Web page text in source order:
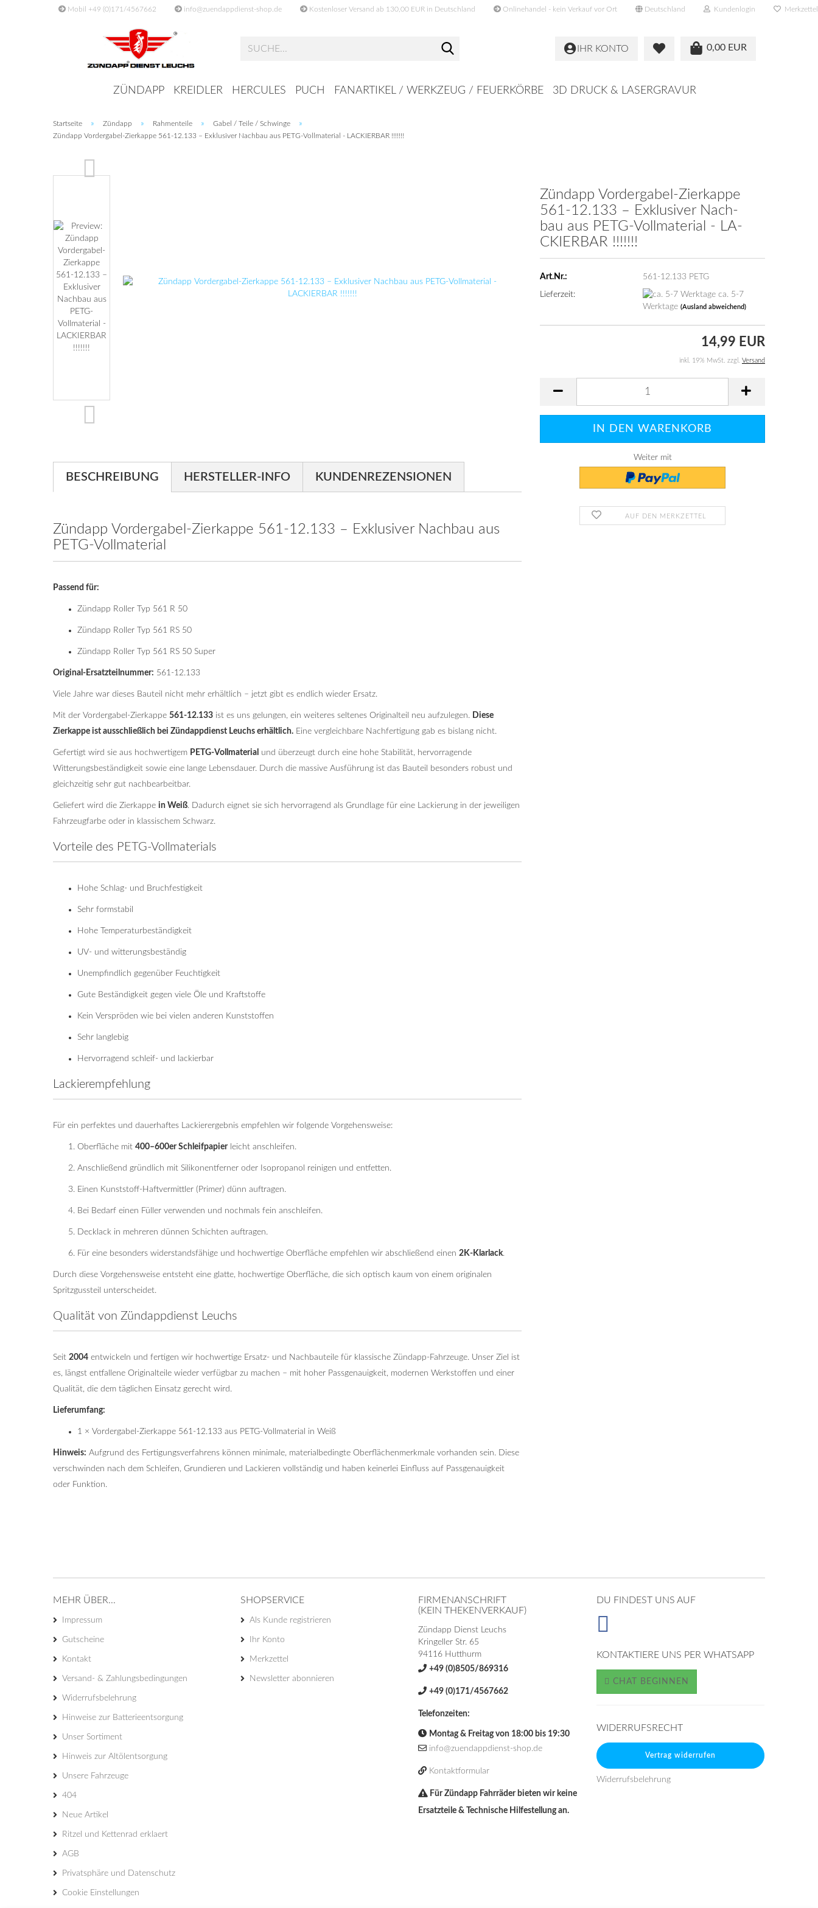
Mobil +49 (0)171/4567662 info@zuendappdienst-shop.de Kostenloser Versand ab 130,00 EUR in Deutschland Onlinehandel - kein Verkauf vor Ort Deutschland Kundenlogin Merkzettel
0,00 EUR
IHR KONTO
ZÜNDAPP KREIDLER HERCULES PUCH FANARTIKEL / WERKZEUG / FEUERKÖRBE 3D DRUCK & LASERGRAVUR
Startseite » Zündapp » Rahmenteile » Gabel / Teile / Schwinge »
Zündapp Vordergabel-Zierkappe 561-12.133 – Exklusiver Nachbau aus PETG-Vollmaterial - LACKIERBAR !!!!!!!
Zünd­app Vordergabel-​Zierkappe
561-​12.133 – Ex­klu­si­ver Nach­
bau aus PETG-​Vollmaterial - LA­
CKIER­BAR !!!!!!!
Art.Nr.: 561-12.133 PETG
Lieferzeit:
ca. 5-7
Werktage(Ausland abweichend)
14,99 EUR
inkl. 19% MwSt. zzgl. Versand
Weiter mit
AUF DEN MERKZETTEL
BESCHREIBUNG HERSTELLER-INFO KUNDENREZENSIONEN
Zündapp Vordergabel-Zierkappe 561-12.133 – Exklusiver Nachbau aus
PETG-Vollmaterial
Passend für:
Zündapp Roller Typ 561 R 50
Zündapp Roller Typ 561 RS 50
Zündapp Roller Typ 561 RS 50 Super
Original-Ersatzteilnummer: 561-12.133
Viele Jahre war dieses Bauteil nicht mehr erhältlich – jetzt gibt es endlich wieder Ersatz.
Mit der Vordergabel-Zierkappe 561-12.133 ist es uns gelungen, ein weiteres seltenes Originalteil neu aufzulegen. Diese
Zierkappe ist ausschließlich bei Zündappdienst Leuchs erhältlich. Eine vergleichbare Nachfertigung gab es bislang nicht.
Gefertigt wird sie aus hochwertigem PETG-Vollmaterial und überzeugt durch eine hohe Stabilität, hervorragende
Witterungsbeständigkeit sowie eine lange Lebensdauer. Durch die massive Ausführung ist das Bauteil besonders robust und
gleichzeitig sehr gut nachbearbeitbar.
Geliefert wird die Zierkappe in Weiß. Dadurch eignet sie sich hervorragend als Grundlage für eine Lackierung in der jeweiligen
Fahrzeugfarbe oder in klassischem Schwarz.
Vorteile des PETG-Vollmaterials
Hohe Schlag- und Bruchfestigkeit
Sehr formstabil
Hohe Temperaturbeständigkeit
UV- und witterungsbeständig
Unempfindlich gegenüber Feuchtigkeit
Gute Beständigkeit gegen viele Öle und Kraftstoffe
Kein Verspröden wie bei vielen anderen Kunststoffen
Sehr langlebig
Hervorragend schleif- und lackierbar
Lackierempfehlung
Für ein perfektes und dauerhaftes Lackierergebnis empfehlen wir folgende Vorgehensweise:
Oberfläche mit 400–600er Schleifpapierleicht anschleifen.
Anschließend gründlich mit Silikonentferner oder Isopropanol reinigen und entfetten.
Einen Kunststoff-Haftvermittler (Primer) dünn auftragen.
Bei Bedarf einen Füller verwenden und nochmals fein anschleifen.
Decklack in mehreren dünnen Schichten auftragen.
Für eine besonders widerstandsfähige und hochwertige Oberfläche empfehlen wir abschließend einen 2K-Klarlack.
Durch diese Vorgehensweise entsteht eine glatte, hochwertige Oberfläche, die sich optisch kaum von einem originalen
Spritzgussteil unterscheidet.
Qualität von Zündappdienst Leuchs
Seit 2004 entwickeln und fertigen wir hochwertige Ersatz- und Nachbauteile für klassische Zündapp-Fahrzeuge. Unser Ziel ist
es, längst entfallene Originalteile wieder verfügbar zu machen – mit hoher Passgenauigkeit, modernen Werkstoffen und einer
Qualität, die dem täglichen Einsatz gerecht wird.
Lieferumfang:
1 × Vordergabel-Zierkappe 561-12.133 aus PETG-Vollmaterial in Weiß
Hinweis: Aufgrund des Fertigungsverfahrens können minimale, materialbedingte Oberflächenmerkmale vorhanden sein. Diese
verschwinden nach dem Schleifen, Grundieren und Lackieren vollständig und haben keinerlei Einfluss auf Passgenauigkeit
oder Funktion.
MEHR ÜBER...
Impressum
Gutscheine
Kontakt
Versand- & Zahlungsbedingungen
Widerrufsbelehrung
Hinweise zur Batterieentsorgung
Unser Sortiment
Hinweis zur Altölentsorgung
Unsere Fahrzeuge
404
Neue Artikel
Ritzel und Kettenrad erklaert
AGB
Privatsphäre und Datenschutz
Cookie Einstellungen
SHOPSERVICE
Als Kunde registrieren
Ihr Konto
Merkzettel
Newsletter abonnieren
FIRMENANSCHRIFT
(KEIN THEKENVERKAUF)
Zündapp Dienst Leuchs
Kringeller Str. 65
94116 Hutthurm
+49 (0)8505/869316
+49 (0)171/4567662
Telefonzeiten:
Montag & Freitag von 18:00 bis 19:30
info@zuendappdienst-shop.de
Kontaktformular
Für Zündapp Fahrräder bieten wir keine
Ersatzteile & Technische Hilfestellung an.
DU FINDEST UNS AUF
KONTAKTIERE UNS PER WHATSAPP
CHAT BEGINNEN
WIDERRUFSRECHT
Vertrag widerrufen
Widerrufsbelehrung